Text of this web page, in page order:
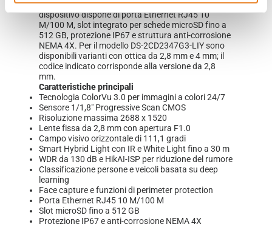
Dal punto di vista installativo e operativo, il
dispositivo dispone di porta Ethernet RJ45 10
M/100 M, slot integrato per schede microSD fino a
512 GB, protezione IP67 e struttura anti-corrosione
NEMA 4X. Per il modello DS-2CD2347G3-LIY sono
disponibili varianti con ottica da 2,8 mm e 4 mm; il
codice indicato corrisponde alla versione da 2,8
mm.
Caratteristiche principali
Tecnologia ColorVu 3.0 per immagini a colori 24/7
Sensore 1/1,8" Progressive Scan CMOS
Risoluzione massima 2688 x 1520
Lente fissa da 2,8 mm con apertura F1.0
Campo visivo orizzontale di 111,1 gradi
Smart Hybrid Light con IR e White Light fino a 30 m
WDR da 130 dB e HikAI-ISP per riduzione del rumore
Classificazione persone e veicoli basata su deep
learning
Face capture e funzioni di perimeter protection
Porta Ethernet RJ45 10 M/100 M
Slot microSD fino a 512 GB
Protezione IP67 e anti-corrosione NEMA 4X